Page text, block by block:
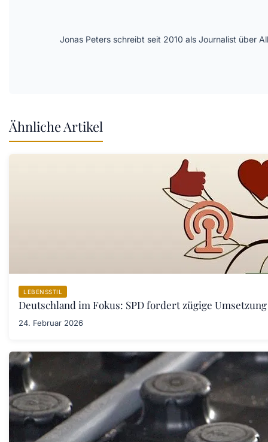
Jonas Peters schreibt seit 2010 als Journalist über
Ähnliche Artikel
LEBENSSTIL
Deutschland im Fokus: SPD fordert zügige
24. Februar 2026